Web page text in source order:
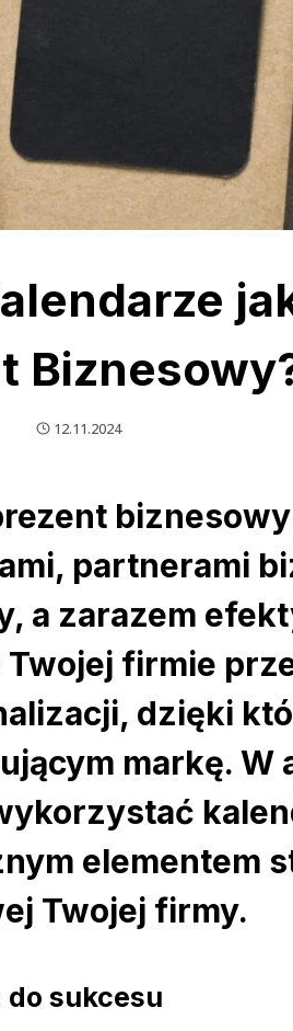
12.11.2024
partnerami
a zarazem
firmie
dzięki
markę. W
elementem
Twojej firmy.
sukcesu